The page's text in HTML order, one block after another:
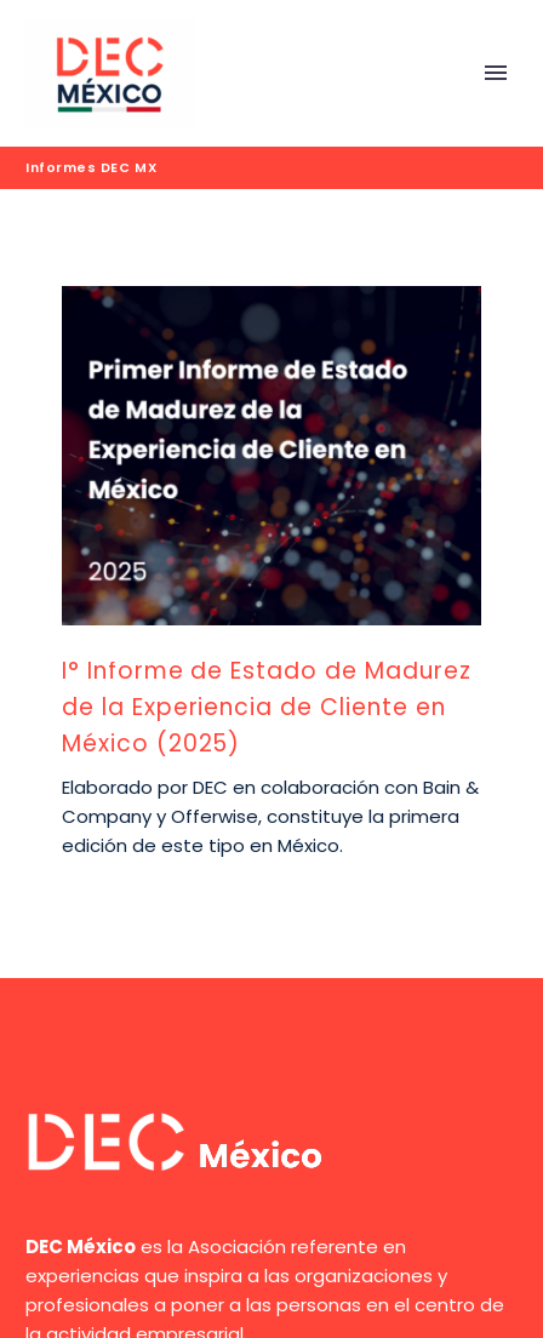
Informes DEC MX
I° Informe de Estado de Madurez
de la Experiencia de Cliente en
México (2025)
Elaborado por DEC en colaboración con Bain &
Company y Offerwise, constituye la primera
edición de este tipo en México.
DEC Méxicoes la Asociación referente en
experiencias que inspira a las organizaciones y
profesionales a poner a las personas en el centro de